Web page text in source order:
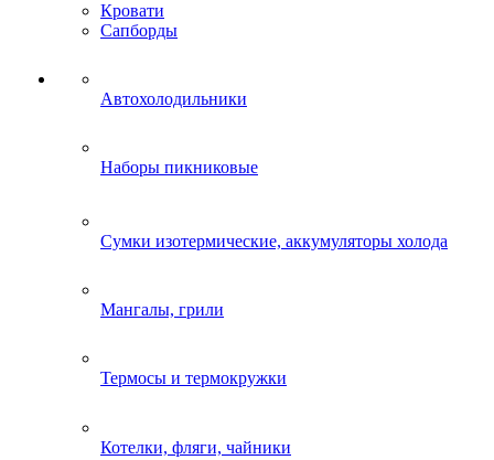
Кровати
Сапборды
Автохолодильники
Наборы пикниковые
Сумки изотермические, аккумуляторы холода
Мангалы, грили
Термосы и термокружки
Котелки, фляги, чайники